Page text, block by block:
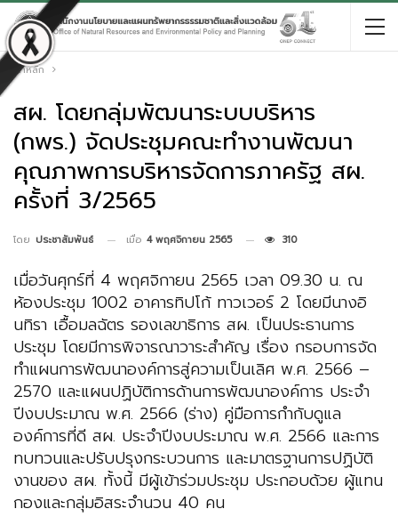
หน้าหลัก
สผ. โดยกลุ่มพัฒนาระบบบริหาร
(กพร.) จัดประชุมคณะทำงานพัฒนา
คุณภาพการบริหารจัดการภาครัฐ สผ.
ครั้งที่ 3/2565
โดย ประชาสัมพันธ์ เมื่อ 4 พฤศจิกายน 2565 310
เมื่อวันศุกร์ที่ 4 พฤศจิกายน 2565 เวลา 09.30 น. ณ
ห้องประชุม 1002 อาคารทิปโก้ ทาวเวอร์ 2 โดยมีนางอิ
นทิรา เอื้อมลฉัตร รองเลขาธิการ สผ. เป็นประธานการ
ประชุม โดยมีการพิจารณาวาระสำคัญ เรื่อง กรอบการจัด
ทำแผนการพัฒนาองค์การสู่ความเป็นเลิศ พ.ศ. 2566 –
2570 และแผนปฏิบัติการด้านการพัฒนาองค์การ ประจำ
ปีงบประมาณ พ.ศ. 2566 (ร่าง) คู่มือการกำกับดูแล
องค์การที่ดี สผ. ประจำปีงบประมาณ พ.ศ. 2566 และการ
ทบทวนและปรับปรุงกระบวนการ และมาตรฐานการปฏิบัติ
งานของ สผ. ทั้งนี้ มีผู้เข้าร่วมประชุม ประกอบด้วย ผู้แทน
กองและกลุ่มอิสระจำนวน 40 คน